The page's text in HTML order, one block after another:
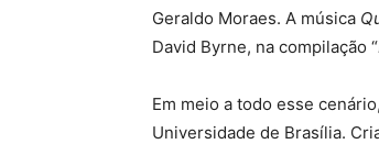
Geraldo Moraes. A música
David Byrne, na compilação “
Em meio a todo esse
Universidade de Brasília.